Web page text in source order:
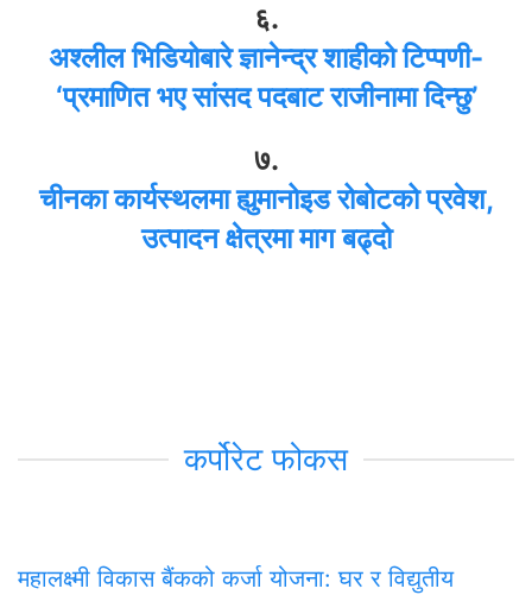
६.
अश्लील भिडियोबारे ज्ञानेन्द्र शाहीको टिप्पणी-
‘प्रमाणित भए सांसद पदबाट राजीनामा दिन्छु’
७.
चीनका कार्यस्थलमा ह्युमानोइड रोबोटको प्रवेश,
उत्पादन क्षेत्रमा माग बढ्दो
कर्पोरेट फोकस
महालक्ष्मी विकास बैंकको कर्जा योजना: घर र विद्युतीय